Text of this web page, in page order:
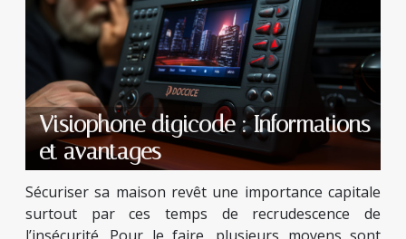
Visiophone digicode : Informations
et avantages
Sécuriser sa maison revêt une importance capitale
surtout par ces temps de recrudescence de